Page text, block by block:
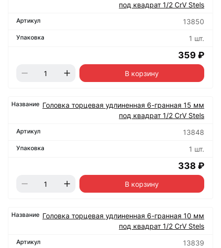
под квадрат 1/2 CrV Stels
13850
1 шт.
359 ₽
В корзину
Головка торцевая удлиненная 6-гранная 15 мм
под квадрат 1/2 CrV Stels
13848
1 шт.
338 ₽
В корзину
Головка торцевая удлиненная 6-гранная 10 мм
под квадрат 1/2 CrV Stels
13839